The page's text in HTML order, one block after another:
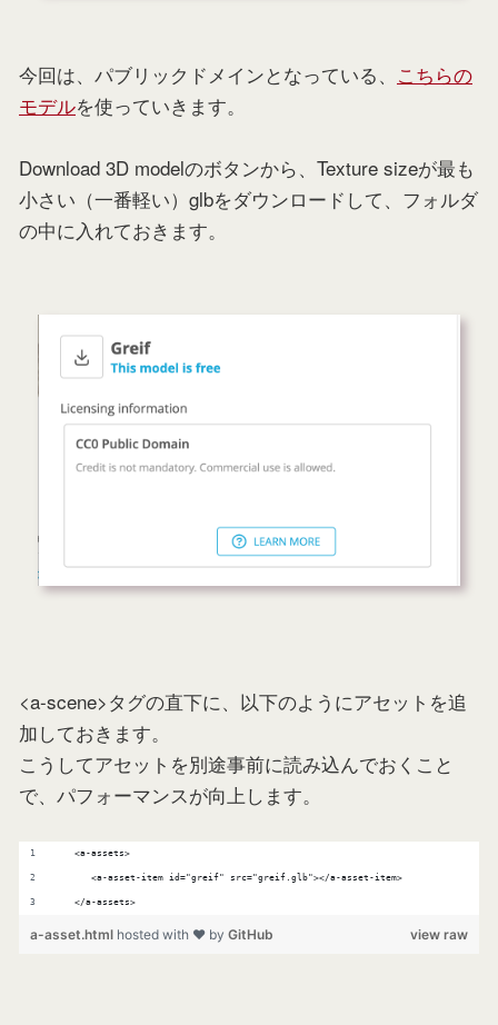
今回は、パブリックドメインとなっている、 こちらの
モデルを使っていきます。
Download 3D modelのボタンから、Texture sizeが最も
小さい（一番軽い）glbをダウンロードして、フォルダ
の中に入れておきます。
<a-scene>タグの直下に、以下のようにアセットを追
加しておきます。
こうしてアセットを別途事前に読み込んでおくこと
で、パフォーマンスが向上します。
   <a-assets>
      <a-asset-item id="greif" src="greif.glb"></a-asset-item>
   </a-assets>
view raw
a-asset.html hosted with ❤ by GitHub